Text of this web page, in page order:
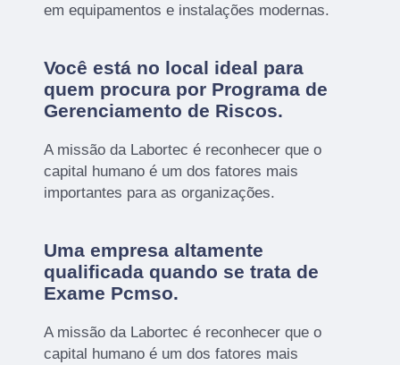
em equipamentos e instalações modernas.
Você está no local ideal para
quem procura por Programa de
Gerenciamento de Riscos.
A missão da Labortec é reconhecer que o
capital humano é um dos fatores mais
importantes para as organizações.
Uma empresa altamente
qualificada quando se trata de
Exame Pcmso.
A missão da Labortec é reconhecer que o
capital humano é um dos fatores mais